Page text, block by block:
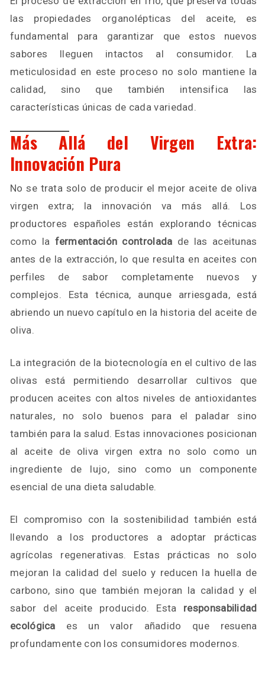
las propiedades organolépticas del aceite, es
fundamental para garantizar que estos nuevos
sabores lleguen intactos al consumidor. La
meticulosidad en este proceso no solo mantiene la
calidad, sino que también intensifica las
características únicas de cada variedad.
Más Allá del Virgen Extra:
Innovación Pura
No se trata solo de producir el mejor aceite de oliva
virgen extra; la innovación va más allá. Los
productores españoles están explorando técnicas
como la fermentación controlada de las aceitunas
antes de la extracción, lo que resulta en aceites con
perfiles de sabor completamente nuevos y
complejos. Esta técnica, aunque arriesgada, está
abriendo un nuevo capítulo en la historia del aceite de
oliva.
La integración de la biotecnología en el cultivo de las
olivas está permitiendo desarrollar cultivos que
producen aceites con altos niveles de antioxidantes
naturales, no solo buenos para el paladar sino
también para la salud. Estas innovaciones posicionan
al aceite de oliva virgen extra no solo como un
ingrediente de lujo, sino como un componente
esencial de una dieta saludable.
El compromiso con la sostenibilidad también está
llevando a los productores a adoptar prácticas
agrícolas regenerativas. Estas prácticas no solo
mejoran la calidad del suelo y reducen la huella de
carbono, sino que también mejoran la calidad y el
sabor del aceite producido. Esta responsabilidad
ecológica es un valor añadido que resuena
profundamente con los consumidores modernos.